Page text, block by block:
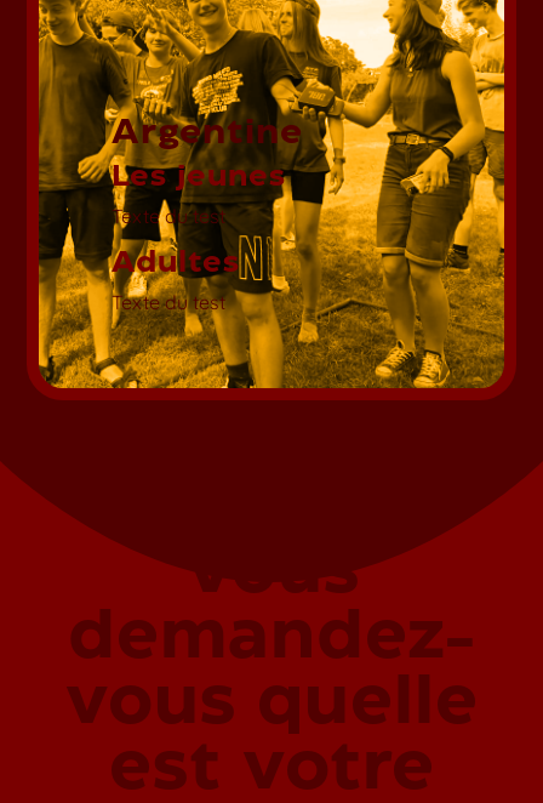
Argentine
Les jeunes
Texte du test
Adultes
Texte du test
Vous
demandez-
vous quelle
est votre